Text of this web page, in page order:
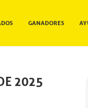
GANADORES
2025